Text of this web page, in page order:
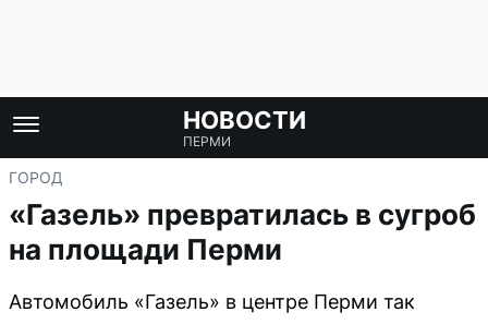
НОВОСТИ
ПЕРМИ
ГОРОД
«Газель» превратилась в сугроб
на площади Перми
Автомобиль «Газель» в центре Перми так